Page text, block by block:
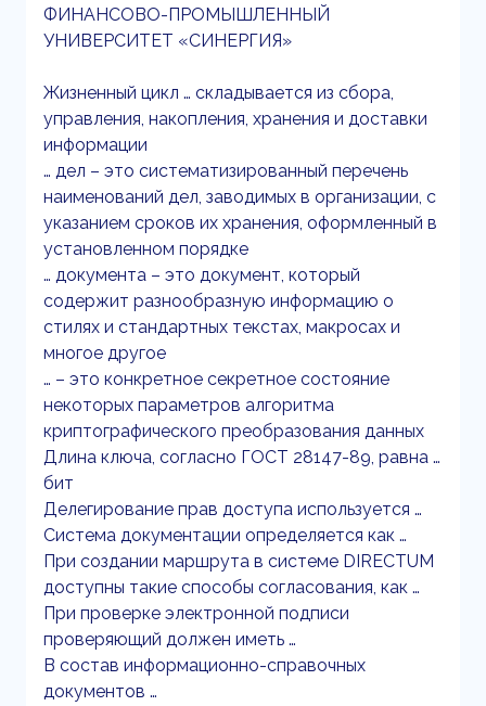
ФИНАНСОВО-ПРОМЫШЛЕННЫЙ
УНИВЕРСИТЕТ «СИНЕРГИЯ»
Жизненный цикл … складывается из сбора,
управления, накопления, хранения и доставки
информации
… дел – это систематизированный перечень
наименований дел, заводимых в организации, с
указанием сроков их хранения, оформленный в
установленном порядке
… документа – это документ, который
содержит разнообразную информацию о
стилях и стандартных текстах, макросах и
многое другое
… – это конкретное секретное состояние
некоторых параметров алгоритма
криптографического преобразования данных
Длина ключа, согласно ГОСТ 28147-89, равна …
бит
Делегирование прав доступа используется …
Система документации определяется как …
При создании маршрута в системе DIRECTUM
доступны такие способы согласования, как …
При проверке электронной подписи
проверяющий должен иметь …
В состав информационно-справочных
документов …